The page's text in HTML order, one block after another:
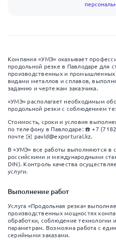
Компания «УМЭ» оказывает
продольной резке в Павлодаре для
производственных и промышленных
видами металлов и сплавов,
заданию и чертежам заказчика.
«УМЭ» располагает необходимым
продольной резки с соблюдением
Стоимость, сроки и условия
по телефону в Павлодаре: ☎️ +7
почте ✉️ pavld@exportural.kz.
В «УМЭ» все работы выполняются в
российскими и международными
DIN). Контроль качества
услуги.
Выполнение работ
Услуга «Продольная резка»
производственных мощностях
обработки, соблюдение технологии
параметрам. Возможна работа с
серийными заказами.